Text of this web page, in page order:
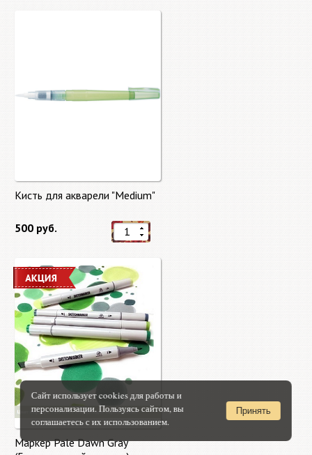
Кисть для акварели "Medium"
500 руб.
Маркер Pale Dawn Gray
Сайт использует cookies для работы и
персонализации. Пользуясь сайтом, вы
соглашаетесь с их использованием.
Принять